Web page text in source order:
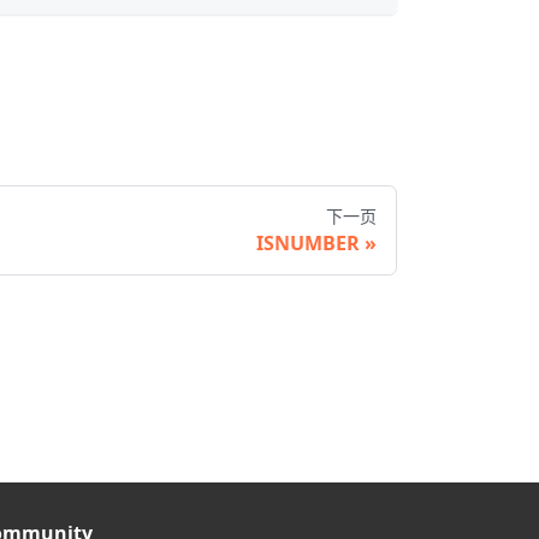
下一页
ISNUMBER